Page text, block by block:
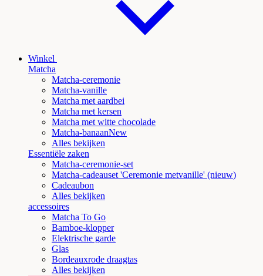
Winkel
Matcha
Matcha-ceremonie
Matcha-vanille
Matcha met aardbei
Matcha met kersen
Matcha met witte chocolade
Matcha-banaanNew
Alles bekijken
Essentiële zaken
Matcha-ceremonie-set
Matcha-cadeauset 'Ceremonie metvanille' (nieuw)
Cadeaubon
Alles bekijken
accessoires
Matcha To Go
Bamboe-klopper
Elektrische garde
Glas
Bordeauxrode draagtas
Alles bekijken